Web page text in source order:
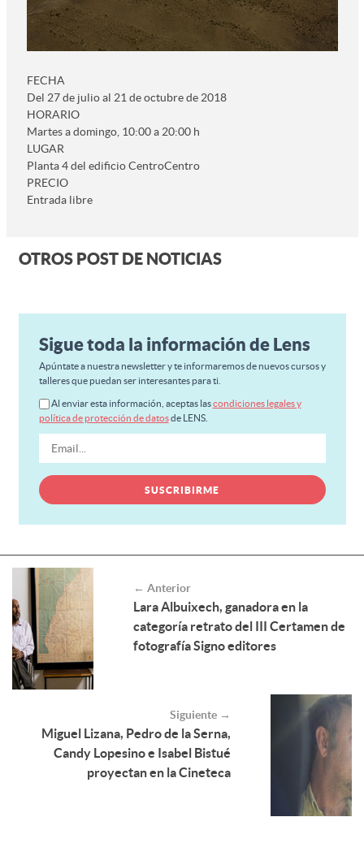
FECHA
Del 27 de julio al 21 de octubre de 2018
HORARIO
Martes a domingo, 10:00 a 20:00 h
LUGAR
Planta 4 del edificio CentroCentro
PRECIO
Entrada libre
OTROS POST DE NOTICIAS
Sigue toda la información de Lens
Apúntate a nuestra newsletter y te informaremos de nuevos cursos y
talleres que puedan ser interesantes para ti.
Al enviar esta información, aceptas lascondiciones legales y
política de protección de datosde LENS.
← Anterior
Lara Albuixech, ganadora en la
categoría retrato del III Certamen de
fotografía Signo editores
Siguiente →
Miguel Lizana, Pedro de la Serna,
Candy Lopesino e Isabel Bistué
proyectan en la Cineteca